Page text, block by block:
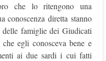
che lo ritengono una
conoscenza diretta stanno
famiglie dei Giudicati
egli conosceva bene e
ai due sardi i cui fatti